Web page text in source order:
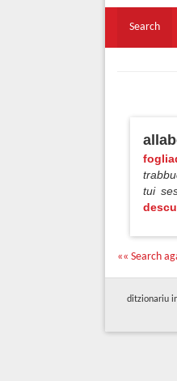
Search
tui
«« Search
ditzionariu